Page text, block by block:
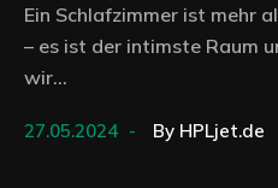
Ein Schlafzimmer ist mehr
– es ist der intimste Raum
wir...
27.05.2024 By HPLjet.de